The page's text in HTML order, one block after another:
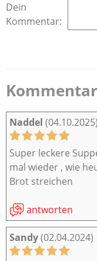
Dein
Kommentar:
Naddel (04.10.2025)
Super leckere
mal wieder , wie
Brot streichen
antworten
Sandy(02.04.2024)